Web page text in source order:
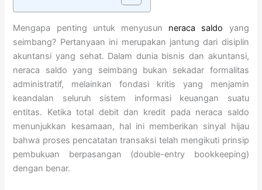
Mengapa penting untuk menyusun neraca saldo yang
seimbang? Pertanyaan ini merupakan jantung dari disiplin
akuntansi yang sehat. Dalam dunia bisnis dan akuntansi,
neraca saldo yang seimbang bukan sekadar formalitas
administratif, melainkan fondasi kritis yang menjamin
keandalan seluruh sistem informasi keuangan suatu
entitas. Ketika total debit dan kredit pada neraca saldo
menunjukkan kesamaan, hal ini memberikan sinyal hijau
bahwa proses pencatatan transaksi telah mengikuti prinsip
pembukuan berpasangan (double-entry bookkeeping)
dengan benar.